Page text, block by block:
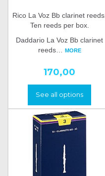
Rico La Voz Bb clarinet reeds.
Ten reeds per box.
Daddario La Voz Bb clarinet
reeds… MORE
170,00
See all options